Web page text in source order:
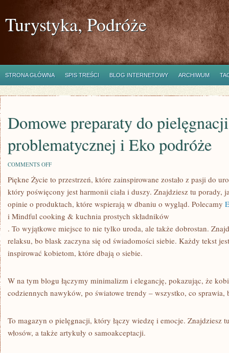
Turystyka, Podróże
STRONA GŁÓWNA SPIS TREŚCI BLOG INTERNETOWY ARCHIWUM
Domowe preparaty do
problematycznej i Eko podróże
COMMENTS OFFON
PREPARATY
PIELĘGNACJI
SKÓRY
PROBLEMATYCZNEJ
I
PODRÓŻE
Piękne Życie to przestrzeń, które zainspirowane zostało z pasji do
który poświęcony jest harmonii ciała i duszy. Znajdziesz tu porady,
opinie o produktach, które wspierają w dbaniu o wygląd. Polecamy
i Mindful cooking & kuchnia prostych składników
. To wyjątkowe miejsce to nie tylko uroda, ale także dobrostan.
relaksu, bo blask zaczyna się od świadomości siebie. Każdy tekst
inspirować kobietom, które dbają o siebie.
W na tym blogu łączymy minimalizm i elegancję, pokazując, że
codziennych nawyków, po światowe trendy – wszystko, co sprawia,
To magazyn o pielęgnacji, który łączy wiedzę i emocje. Znajdziesz
włosów, a także artykuły o samoakceptacji.